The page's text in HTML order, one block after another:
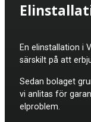
En elinstallation i
särskilt på att
Sedan bolaget
vi anlitas för
elproblem.